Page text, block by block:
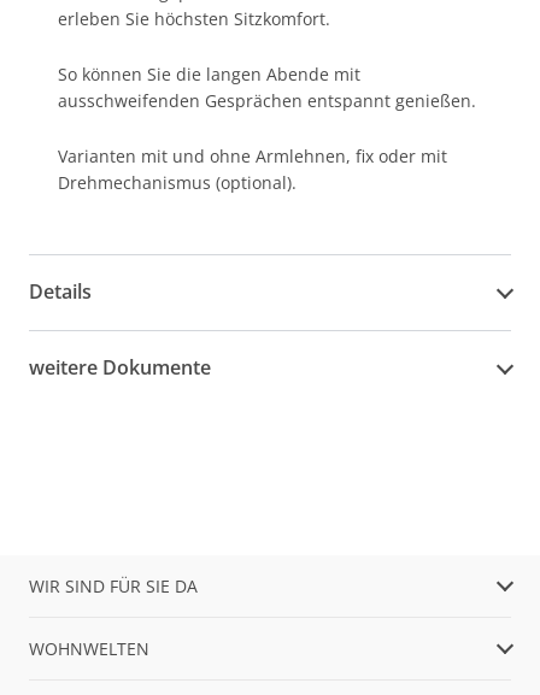
erleben Sie höchsten Sitzkomfort.
So können Sie die langen Abende mit
ausschweifenden Gesprächen entspannt genießen.
Varianten mit und ohne Armlehnen, fix oder mit
Drehmechanismus (optional).
Details
weitere Dokumente
WIR SIND FÜR SIE DA
WOHNWELTEN